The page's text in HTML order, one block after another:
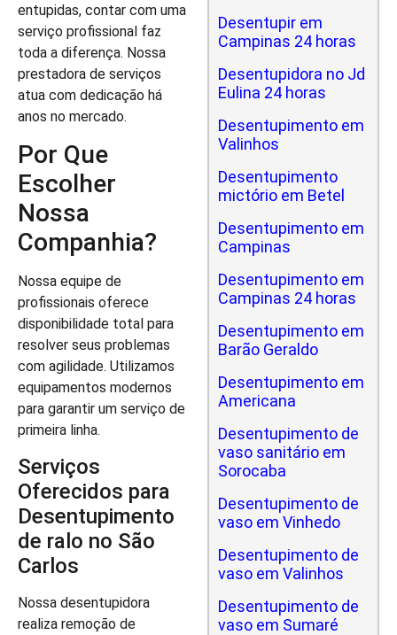
entupidas, contar com uma
serviço profissional faz
toda a diferença. Nossa
prestadora de serviços
atua com dedicação há
anos no mercado.
Por Que
Escolher
Nossa
Companhia?
Nossa equipe de
profissionais oferece
disponibilidade total para
resolver seus problemas
com agilidade. Utilizamos
equipamentos modernos
para garantir um serviço de
primeira linha.
Serviços
Oferecidos para
Desentupimento
de ralo no São
Carlos
Nossa desentupidora
realiza remoção de
Desentupir em
Campinas 24 horas
Desentupidora no Jd
Eulina 24 horas
Desentupimento em
Valinhos
Desentupimento
mictório em Betel
Desentupimento em
Campinas
Desentupimento em
Campinas 24 horas
Desentupimento em
Barão Geraldo
Desentupimento em
Americana
Desentupimento de
vaso sanitário em
Sorocaba
Desentupimento de
vaso em Vinhedo
Desentupimento de
vaso em Valinhos
Desentupimento de
vaso em Sumaré